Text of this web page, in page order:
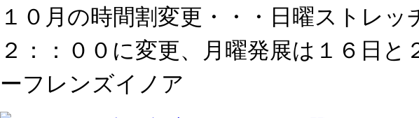
１０月の時間割変更・・・日曜ストレ
２：：００に変更、月曜発展は１６日
ーフレンズイノア